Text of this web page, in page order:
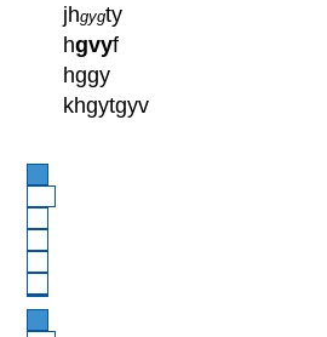
jhgygty
hgvyf
hggy
khgytgyv